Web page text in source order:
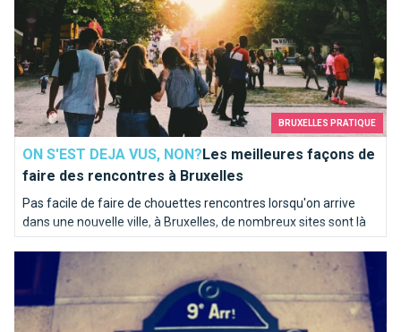
BRUXELLES PRATIQUE
ON S'EST DEJA VUS, NON?Les meilleures façons de
faire des rencontres à Bruxelles
Pas facile de faire de chouettes rencontres lorsqu'on arrive
dans une nouvelle ville, à Bruxelles, de nombreux sites sont là
pour vous aider.
Paris, c’est Bruxelles : la preuve !